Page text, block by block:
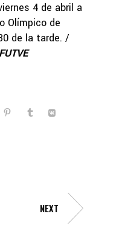
4 de abril a
Olímpico de
de la tarde. /
NEXT